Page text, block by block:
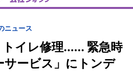
ニュース
イレ修理...... 緊急時
サービス」にトンデ